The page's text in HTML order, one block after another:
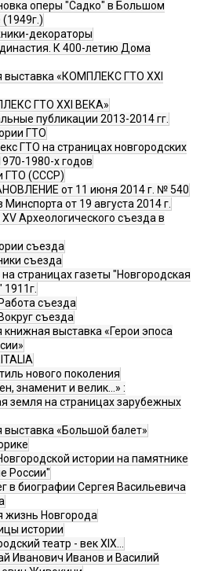
оперы "Садко" в Большом
(1949г.)
декораторы
К 400-летию Дома
выставка «КОМПЛЕКС ГТО XXI
ГТО XXI ВЕКА»
публикации 2013-2014 гг.
ГТО
ГТО на страницах новгородских
1980-х годов
ГТО (СССР)
от 11 июня 2014 г. № 540
Минспорта от 19 августа 2014 г.
Археологического съезда в
съезда
съезда
страницах газеты "Новгородская
1911г.
Работа съезда
Вокруг съезда
книжная выставка «Герои эпоса
нового поколения
знаменит и велик…» :
земля на страницах зарубежных
выставка «Большой балет»
истории на памятнике
России"
в биографии Сергея Васильевича
жизнь Новгорода
истории
театр - век XIX…
Иванович Иванов и Василий